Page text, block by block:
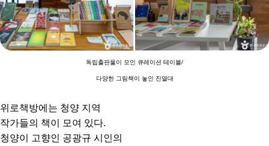
독립출판물이 모인 큐레이션 테이블/
다양한 그림책이 놓인 진열대
위로책방에는 청양 지역
작가들의 책이 모여 있다.
청양이 고향인 공광규 시인의